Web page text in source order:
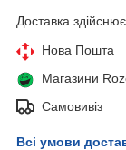
Доставка
Нова Пошта
Магазини
Самовивіз
Всі умови